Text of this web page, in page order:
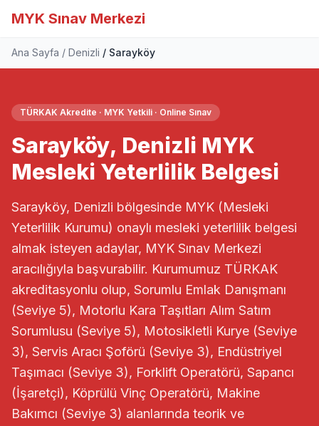
MYK Sınav Merkezi
Ana Sayfa Denizli Sarayköy
TÜRKAK Akredite · MYK Yetkili · Online Sınav
Sarayköy, Denizli MYK
Mesleki Yeterlilik Belgesi
Sarayköy, Denizli bölgesinde MYK (Mesleki
Yeterlilik Kurumu) onaylı mesleki yeterlilik belgesi
almak isteyen adaylar, MYK Sınav Merkezi
aracılığıyla başvurabilir. Kurumumuz TÜRKAK
akreditasyonlu olup, Sorumlu Emlak Danışmanı
(Seviye 5), Motorlu Kara Taşıtları Alım Satım
Sorumlusu (Seviye 5), Motosikletli Kurye (Seviye
3), Servis Aracı Şoförü (Seviye 3), Endüstriyel
Taşımacı (Seviye 3), Forklift Operatörü, Sapancı
(İşaretçi), Köprülü Vinç Operatörü, Makine
Bakımcı (Seviye 3) alanlarında teorik ve